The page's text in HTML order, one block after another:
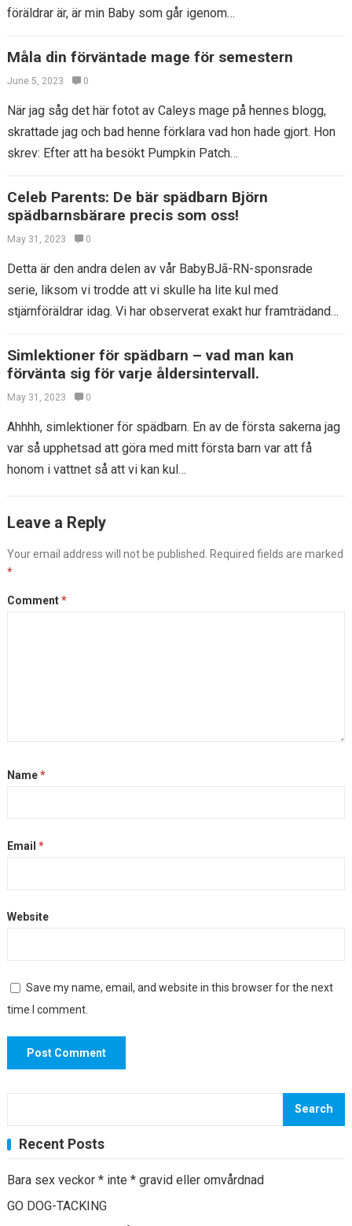
föräldrar är, är min Baby som går igenom…
Måla din förväntade mage för semestern
June 5, 2023 0
När jag såg det här fotot av Caleys mage på hennes blogg,
skrattade jag och bad henne förklara vad hon hade gjort. Hon
skrev: Efter att ha besökt Pumpkin Patch…
Celeb Parents: De bär spädbarn Björn
spädbarnsbärare precis som oss!
May 31, 2023 0
Detta är den andra delen av vår BabyBJã-RN-sponsrade
serie, liksom vi trodde att vi skulle ha lite kul med
stjärnföräldrar idag. Vi har observerat exakt hur framträdande
Simlektioner för spädbarn – vad man kan
förvänta sig för varje åldersintervall.
May 31, 2023 0
Ahhhh, simlektioner för spädbarn. En av de första sakerna jag
var så upphetsad att göra med mitt första barn var att få
honom i vattnet så att vi kan kul…
Leave a Reply
Your email address will not be published.
Required fields are marked
*
Comment*
Name*
Email *
Website
Save my name, email, and website in this browser for the next
time I comment.
Search
Recent Posts
Bara sex veckor * inte * gravid eller omvårdnad
GO DOG-TACKING